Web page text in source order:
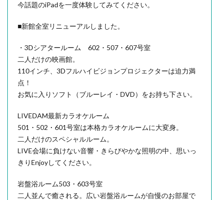
今話題のiPadを一度体験してみてください。
■新館全室リニューアルしました。
・3Dシアタールーム 602・507・607号室
二人だけの映画館。
110インチ、3Dフルハイビジョンプロジェクターは迫力満
点！
お気に入りソフト（ブルーレイ・DVD）をお持ち下さい。
LIVEDAM最新カラオケルーム
501・502・601号室は本格カラオケルームに大変身。
二人だけのスペシャルルーム。
LIVE会場に負けない音響・きらびやかな照明の中、思いっ
きりEnjoyしてください。
岩盤浴ルーム503・603号室
二人並んで癒される。広い岩盤浴ルームが自慢のお部屋で